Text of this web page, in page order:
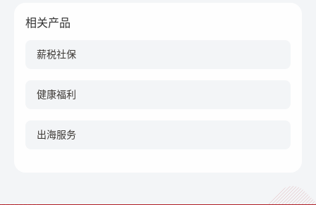
相关产品
薪税社保
健康福利
出海服务